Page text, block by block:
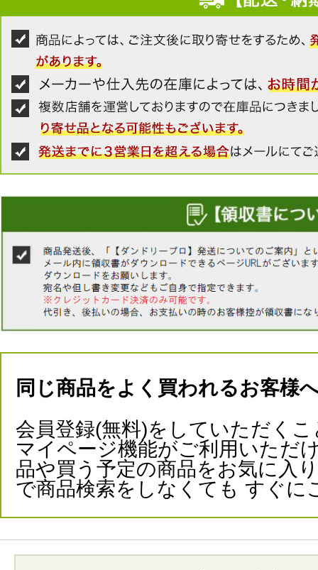
同じ商品をよく買われるお客様
会員登録(無料)をしていただくこ
マイページ機能がご利用いただ
品や買う予定の商品をお気に入
で商品検索をしなくても すぐに